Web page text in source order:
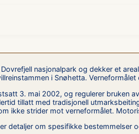
nasjonalpark og dekker et
i Snøhetta.
3. mai 2002, og regulerer bruken
tillatt med tradisjonell
ikke strider mot verneformålet.
detaljer om spesifikke bestemmelser